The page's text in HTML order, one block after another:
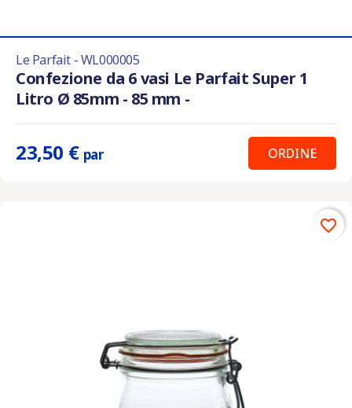
Le Parfait - WL000005
Confezione da 6 vasi Le Parfait Super 1
Litro Ø 85mm - 85 mm -
23,50 € par ORDINE
favorite_border